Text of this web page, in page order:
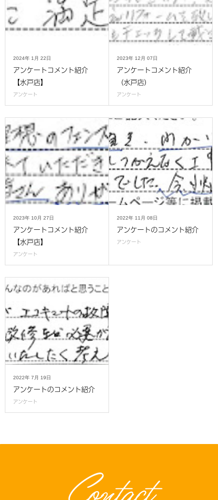
2024年 1月 22日
アンケートコメント紹介
【水戸店】
アンケート
2023年 12月 07日
アンケートコメント紹介
（水戸店）
アンケート
2023年 10月 27日
アンケートコメント紹介
【水戸店】
アンケート
2022年 11月 08日
アンケートのコメント紹介
アンケート
2022年 7月 19日
アンケートのコメント紹介
アンケート